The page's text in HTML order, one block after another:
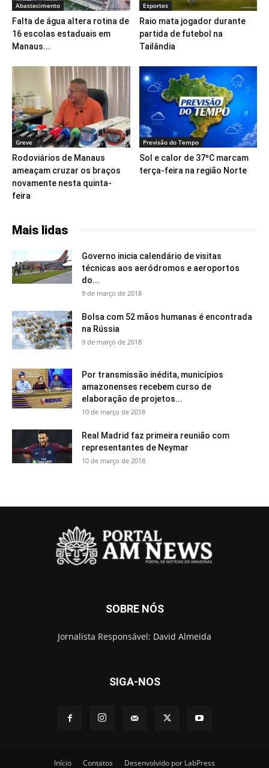
Abastecimento
Falta de água altera rotina de
16 escolas estaduais em
Manaus...
Esportes
Raio mata jogador durante
partida de futebol na
Tailândia
Greve
Rodoviários de Manaus
ameaçam cruzar os braços
novamente nesta quinta-
feira
Previsão do Tempo
Sol e calor de 37ºC marcam
terça-feira na região Norte
Mais lidas
Governo inicia calendário de visitas
técnicas aos aeródromos e aeroportos
do...
9 de março de 2018
Bolsa com 52 mãos humanas é encontrada
na Rússia
9 de março de 2018
Por transmissão inédita, municípios
amazonenses recebem curso de
elaboração de projetos...
10 de março de 2018
Real Madrid faz primeira reunião com
representantes de Neymar
10 de março de 2018
SOBRE NÓS
Jornalista Responsável: David Almeida
SIGA-NOS
Início Contatos Desenvolvido por LabPress